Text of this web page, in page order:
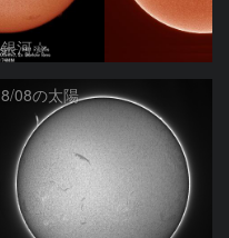
銀河☆
8/08の太陽